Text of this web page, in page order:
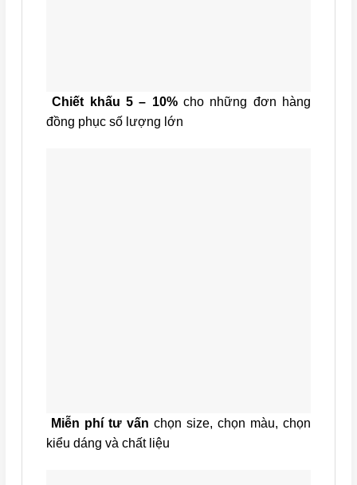
Chiết khấu 5 – 10%cho những đơn hàng
đồng phục số lượng lớn
Miễn phí tư vấnchọn size, chọn màu, chọn
kiểu dáng và chất liệu